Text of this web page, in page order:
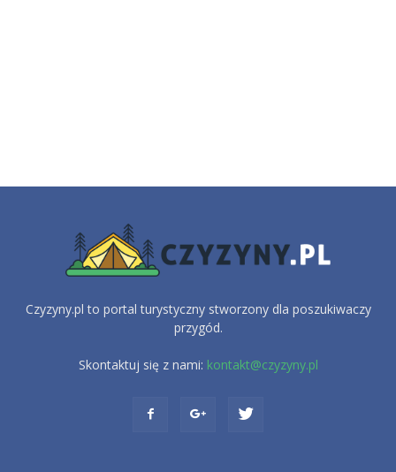
Czyzyny.pl to portal turystyczny stworzony dla poszukiwaczy
przygód.
Skontaktuj się z nami: kontakt@czyzyny.pl